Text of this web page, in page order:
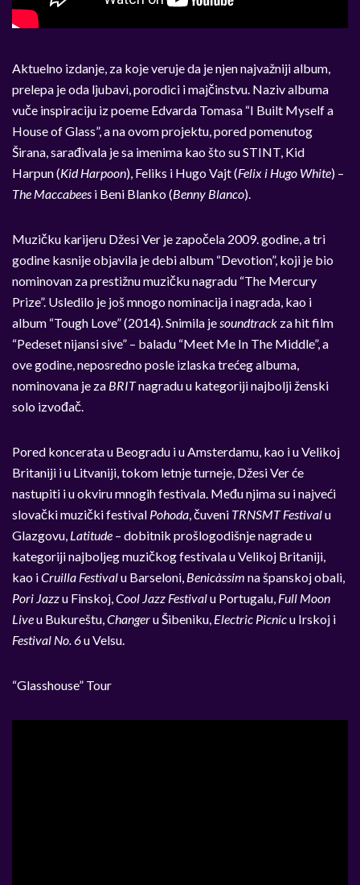
Aktuelno izdanje, za koje veruje da je njen najvažniji album,
prelepa je oda ljubavi, porodici i majčinstvu. Naziv albuma
vuče inspiraciju iz poeme Edvarda Tomasa “I Built Myself a
House of Glass”, a na ovom projektu, pored pomenutog
Širana, sarađivala je sa imenima kao što su STINT, Kid
Harpun (Kid Harpoon), Feliks i Hugo Vajt (Felix i Hugo White) –
The Maccabees i Beni Blanko (Benny Blanco).
Muzičku karijeru Džesi Ver je započela 2009. godine, a tri
godine kasnije objavila je debi album “Devotion”, koji je bio
nominovan za prestižnu muzičku nagradu “The Mercury
Prize”. Usledilo je još mnogo nominacija i nagrada, kao i
album “Tough Love” (2014). Snimila jesoundtrack za hit film
“Pedeset nijansi sive” – baladu “Meet Me In The Middle”, a
ove godine, neposredno posle izlaska trećeg albuma,
nominovana je za BRITnagradu u kategoriji najbolji ženski
solo izvođač.
Pored koncerata u Beogradu i u Amsterdamu, kao i u Velikoj
Britaniji i u Litvaniji, tokom letnje turneje, Džesi Ver će
nastupiti i u okviru mnogih festivala. Među njima su i najveći
slovački muzički festival Pohoda, čuveni TRNSMT Festivalu
Glazgovu, Latitude – dobitnik prošlogodišnje nagrade u
kategoriji najboljeg muzičkog festivala u Velikoj Britaniji,
kao iCruilla Festivalu Barseloni, Benicàssim na španskoj obali,
Pori Jazzu Finskoj,Cool Jazz Festivalu Portugalu, Full Moon
Liveu Bukureštu,Changeru Šibeniku, Electric Picnicu Irskoj i
Festival No. 6u Velsu.
“Glasshouse” Tour